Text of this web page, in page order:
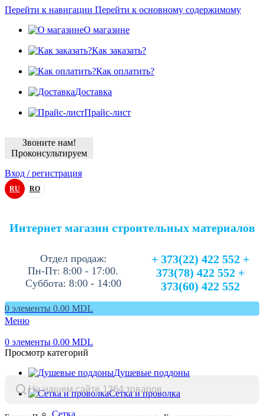
Перейти к навигации Перейти к основному содержимому
О магазине
Как заказать?
Как оплатить?
Доставка
Прайс-лист
Звоните нам!
Проконсультируем
Вход / регистрация
RU RO
Интернет магазин строительных материалов
Отдел продаж:
Пн-Пт: 8:00 - 17:00.
Суббота: 8:00 - 14:00
+ 373(22) 422 552 +
373(78) 422 552 +
373(60) 422 552
0 элементы 0.00 MDL
Меню
0 элементы 0.00 MDL
Просмотр категорий
Душевые поддоны
Сетка и проволка
Сетка